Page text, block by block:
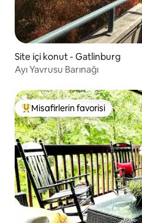
Site içi konut - Gatlinburg
Ayı Yavrusu Barınağı
Misafirlerin favorilerinden en
Misafirlerin favorisi